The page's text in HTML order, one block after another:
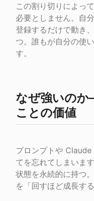
この割り切りによっ
必要としません。自
登録するだけで動き
つ。誰もが自分の使
す。
なぜ強いの
ことの価値
プロンプトや
てを忘れてしまいま
状態を永続的に持つ
を「回すほど成長す